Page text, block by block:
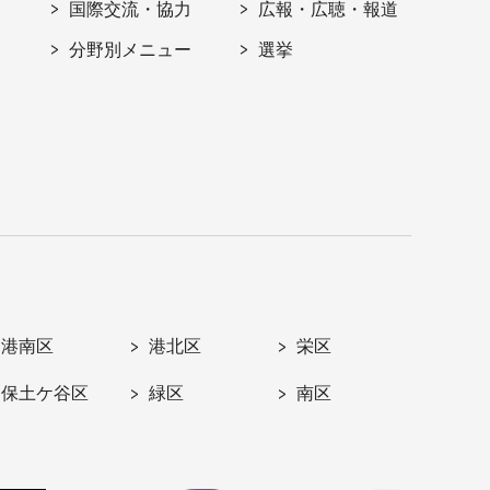
国際交流・協力
分野別メニュー
広報・広聴・報道
選挙
港南区 港北区 栄区
保土ケ谷区 緑区 南区